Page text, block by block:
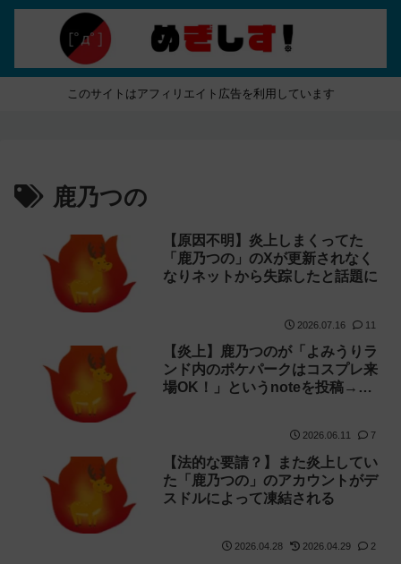
このサイトはアフィリエイト広告を利用しています
鹿乃つの
【原因不明】炎上しまくってた
「鹿乃つの」のXが更新されなく
なりネットから失踪したと話題に
2026.07.16 11
【炎上】鹿乃つのが「よみうりラ
ンド内のポケパークはコスプレ来
場OK！」というnoteを投稿→確
2026.06.11 7
【法的な要請？】また炎上してい
た「鹿乃つの」のアカウントがデ
スドルによって凍結される
2026.04.28 2026.04.29 2